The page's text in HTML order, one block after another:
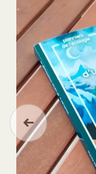
Précédent